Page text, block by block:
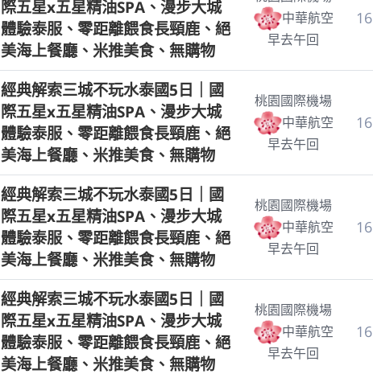
際五星x五星精油SPA、漫步大城
體驗泰服、零距離餵食長頸鹿、絕
美海上餐廳、米推美食、無購物
中華航空
早去午回
16
經典解索三城不玩水泰國5日｜國
際五星x五星精油SPA、漫步大城
體驗泰服、零距離餵食長頸鹿、絕
美海上餐廳、米推美食、無購物
桃園國際機場
中華航空
早去午回
16
經典解索三城不玩水泰國5日｜國
際五星x五星精油SPA、漫步大城
體驗泰服、零距離餵食長頸鹿、絕
美海上餐廳、米推美食、無購物
桃園國際機場
中華航空
早去午回
16
經典解索三城不玩水泰國5日｜國
際五星x五星精油SPA、漫步大城
體驗泰服、零距離餵食長頸鹿、絕
美海上餐廳、米推美食、無購物
桃園國際機場
中華航空
早去午回
16